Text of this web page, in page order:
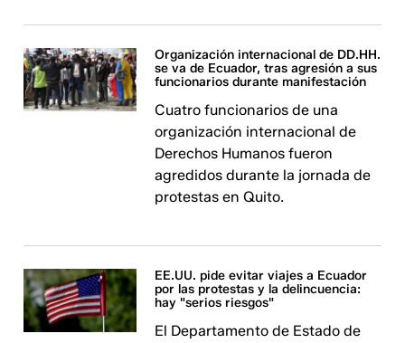
Organización internacional de DD.HH.
se va de Ecuador, tras agresión a sus
funcionarios durante manifestación
Cuatro funcionarios de una
organización internacional de
Derechos Humanos fueron
agredidos durante la jornada de
protestas en Quito.
EE.UU. pide evitar viajes a Ecuador
por las protestas y la delincuencia:
hay "serios riesgos"
El Departamento de Estado de